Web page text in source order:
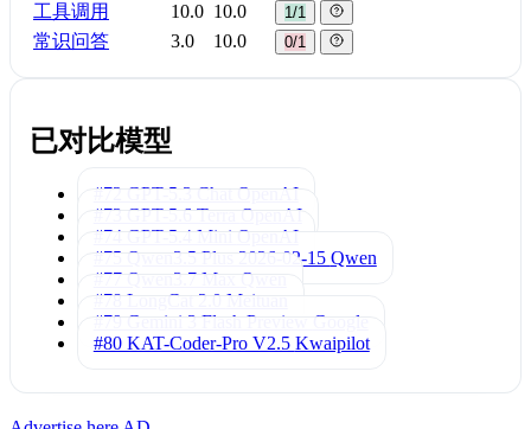
工具调用 10.0 10.0 1/1
常识问答 3.0 10.0 0/1
已对比模型
#72 GPT-5.3 Chat OpenAI
#73 GPT-5.6 Terra
OpenAI
#74 GPT-5.4 Mini OpenAI
#75 Qwen3.5 Plus 2026-02-15 Qwen
#77 Qwen3.7 Max
Qwen
#78 LongCat 2.0 Meituan
#79 Gemini 3 Flash Preview
Google
#80 KAT-Coder-Pro V2.5 Kwaipilot